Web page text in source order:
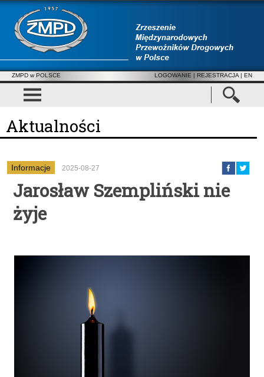
ZMPD w POLSCE LOGOWANIE | REJESTRACJA | EN
Aktualności
Informacje 2025-08-27
Jarosław Szempliński nie
żyje